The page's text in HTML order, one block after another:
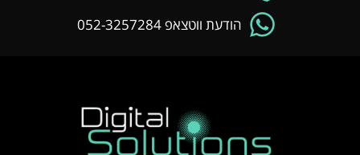
הודעת ווטצאפ 052-3257284